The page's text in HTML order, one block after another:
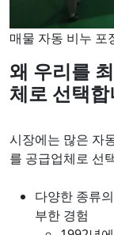
매물 자동 비누 포
왜 우리를
체로 선택합
시장에는 많은 자
를 공급업체로 선
다양한 종류
부한 경험